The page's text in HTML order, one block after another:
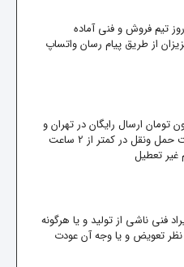
تیم فروش و فنی آماده
از طریق پیام رسان واتساپ
تومان ارسال رایگان در تهران و
شهرستان ها تا شرکت حمل ونقل در کمتر از 2 ساعت
غیر تعطیل
فنی ناشی از تولید و یا هرگونه
نظر تعویض و یا وجه آن عودت